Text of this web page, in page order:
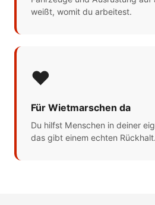
weißt, womit du arbeitest.
❤️
Für Wietmarschen da
Du hilfst Menschen in deiner
das gibt einem echten Rückhalt.